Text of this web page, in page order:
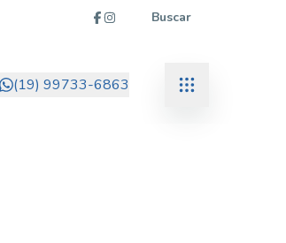
Buscar
(19) 99733-6863